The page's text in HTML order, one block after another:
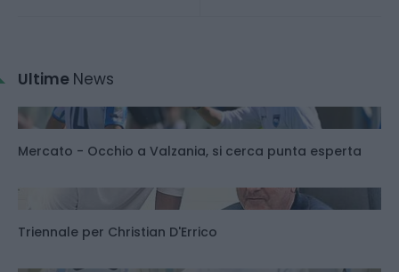
Ultime News
Mercato - Occhio a Valzania, si cerca punta esperta
Triennale per Christian D'Errico